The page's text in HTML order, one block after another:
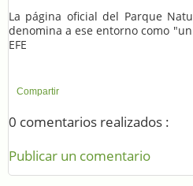
La página oficial del Parque
denomina a ese entorno como
EFE
Compartir
0 comentarios realizados :
Publicar un comentario